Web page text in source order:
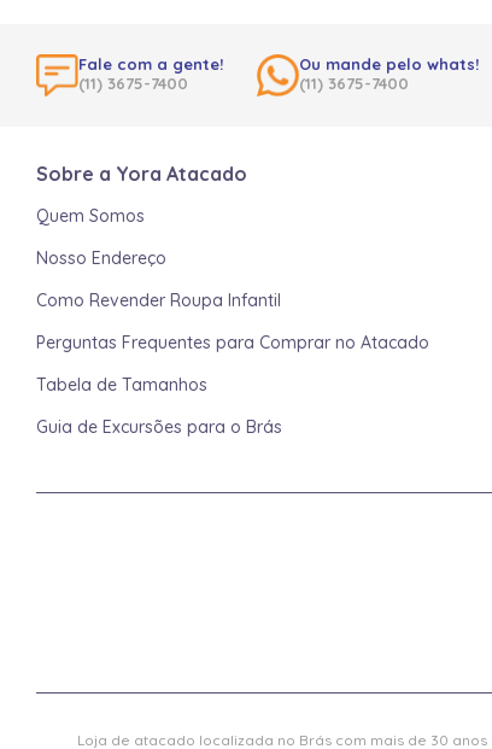
Fale com a gente!
(11) 3675-7400
Ou mande pelo whats!
(11) 3675-7400
Sobre a Yora Atacado
Quem Somos
Nosso Endereço
Como Revender Roupa Infantil
Perguntas Frequentes para Comprar no Atacado
Tabela de Tamanhos
Guia de Excursões para o Brás
Loja de atacado localizada no Brás com mais de 30